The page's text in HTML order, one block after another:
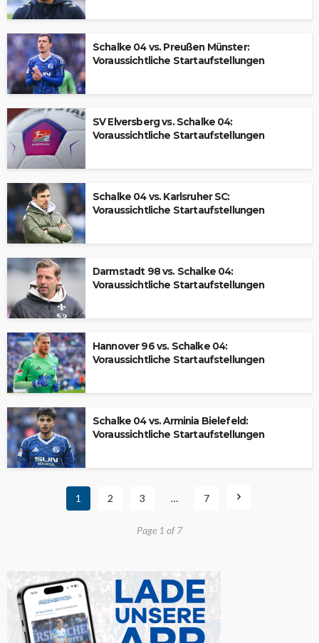
Schalke 04 vs. Preußen Münster:
Voraussichtliche Startaufstellungen
SV Elversberg vs. Schalke 04:
Voraussichtliche Startaufstellungen
Schalke 04 vs. Karlsruher SC:
Voraussichtliche Startaufstellungen
Darmstadt 98 vs. Schalke 04:
Voraussichtliche Startaufstellungen
Hannover 96 vs. Schalke 04:
Voraussichtliche Startaufstellungen
Schalke 04 vs. Arminia Bielefeld:
Voraussichtliche Startaufstellungen
1 2 3 … 7
Page 1 of 7